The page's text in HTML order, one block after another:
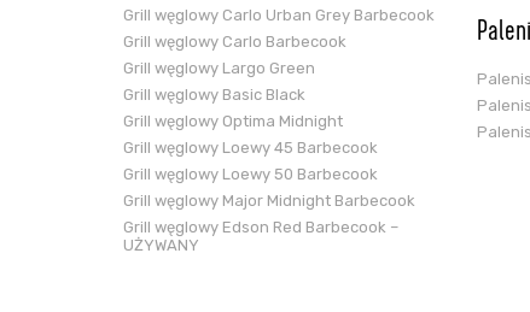
Grill węglowy Carlo Urban Grey Barbecook
Grill węglowy Carlo Barbecook
Grill węglowy Largo Green
Grill węglowy Basic Black
Grill węglowy Optima Midnight
Grill węglowy Loewy 45 Barbecook
Grill węglowy Loewy 50 Barbecook
Grill węglowy Major Midnight Barbecook
Grill węglowy Edson Red Barbecook –
UŻYWANY